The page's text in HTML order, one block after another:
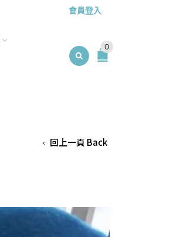
會員登入
0
回上一頁 Back